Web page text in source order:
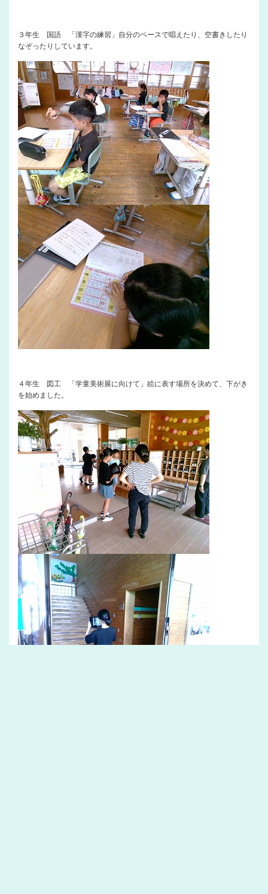
３年生 国語 「漢字の練習」自分のペースで唱えたり、空書きしたり
なぞったりしています。
４年生 図工 「学童美術展に向けて」絵に表す場所を決めて、下がき
を始めました。